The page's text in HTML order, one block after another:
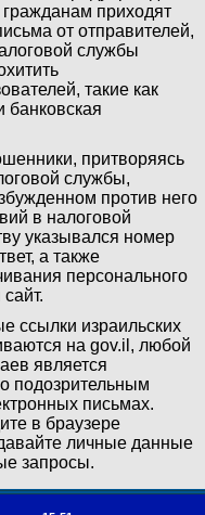
приходят
от отправителей,
службы
такие как
банковская
притворяясь
службы,
против него
в налоговой
указывался номер
а также
персонального
ссылки израильских
на gov.il, любой
является
подозрительным
письмах.
в браузере
личные данные
запросы.